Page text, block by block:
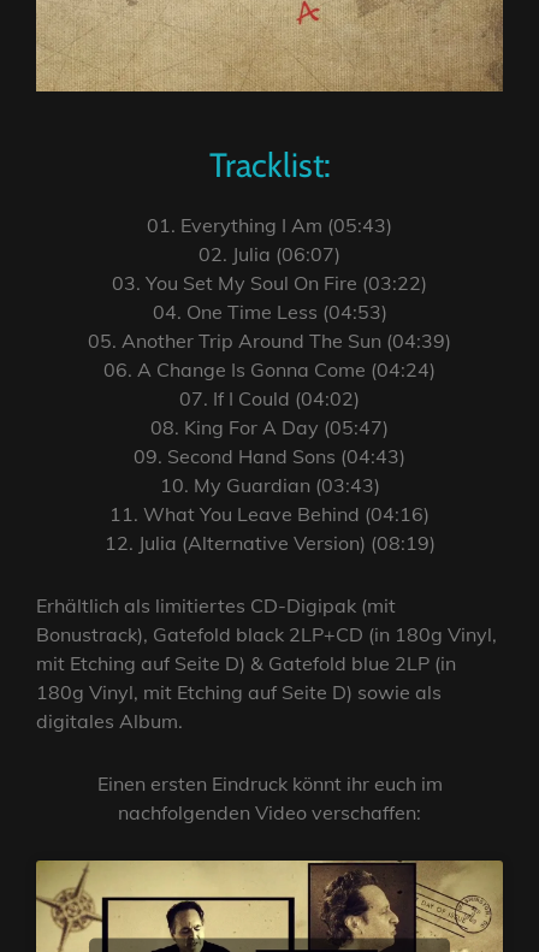
Tracklist:
01. Everything I Am (05:43)
02. Julia (06:07)
03. You Set My Soul On Fire (03:22)
04. One Time Less (04:53)
05. Another Trip Around The Sun (04:39)
06. A Change Is Gonna Come (04:24)
07. If I Could (04:02)
08. King For A Day (05:47)
09. Second Hand Sons (04:43)
10. My Guardian (03:43)
11. What You Leave Behind (04:16)
12. Julia (Alternative Version) (08:19)
Erhältlich als limitiertes CD-Digipak (mit
Bonustrack), Gatefold black 2LP+CD (in 180g Vinyl,
mit Etching auf Seite D) & Gatefold blue 2LP (in
180g Vinyl, mit Etching auf Seite D) sowie als
digitales Album.
Einen ersten Eindruck könnt ihr euch im
nachfolgenden Video verschaffen: